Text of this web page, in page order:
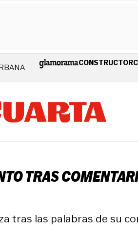
CONSTRUCTOR
TRAS
tras las palabras de su